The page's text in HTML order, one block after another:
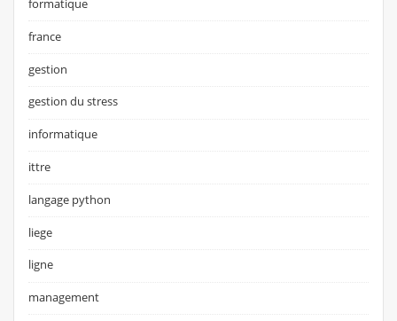
formatique
france
gestion
gestion du stress
informatique
ittre
langage python
liege
ligne
management